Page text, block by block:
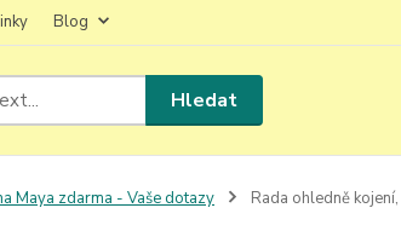
Blog
Hledat
Maya zdarma - Vaše dotazy Rada ohledně